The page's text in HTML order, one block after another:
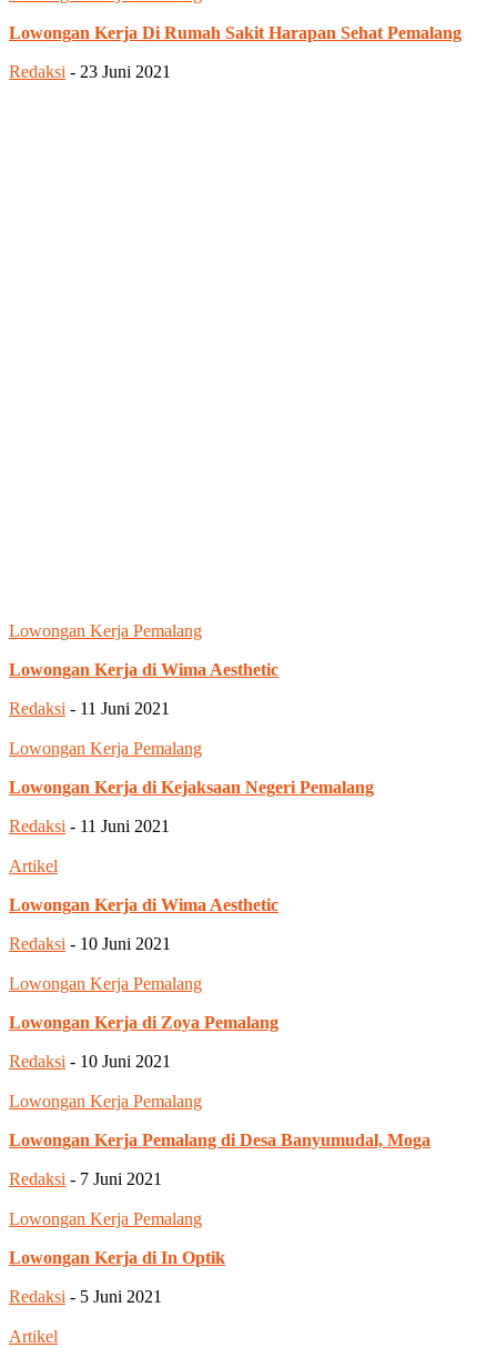
Lowongan Kerja Di Rumah Sakit Harapan Sehat Pemalang
Redaksi - 23 Juni 2021
Lowongan Kerja Pemalang
Lowongan Kerja di Wima Aesthetic
Redaksi - 11 Juni 2021
Lowongan Kerja Pemalang
Lowongan Kerja di Kejaksaan Negeri Pemalang
Redaksi - 11 Juni 2021
Artikel
Lowongan Kerja di Wima Aesthetic
Redaksi - 10 Juni 2021
Lowongan Kerja Pemalang
Lowongan Kerja di Zoya Pemalang
Redaksi - 10 Juni 2021
Lowongan Kerja Pemalang
Lowongan Kerja Pemalang di Desa Banyumudal, Moga
Redaksi - 7 Juni 2021
Lowongan Kerja Pemalang
Lowongan Kerja di In Optik
Redaksi - 5 Juni 2021
Artikel